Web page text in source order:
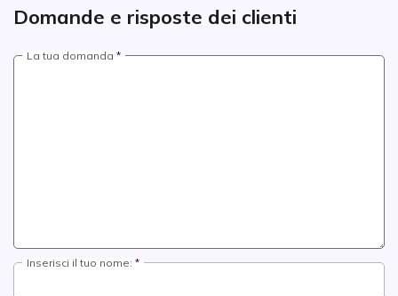
Domande e risposte dei clienti
La tua domanda
Inserisci il tuo nome: